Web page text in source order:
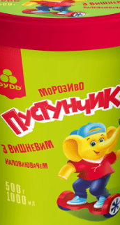
СПОЖИВАЧАМ
ХОРЕКА
Тендерні закупівлі
Контакти
Вакансії
ЗАМОВИТИ ПРОДУКЦІЮ «РУДЬ»: